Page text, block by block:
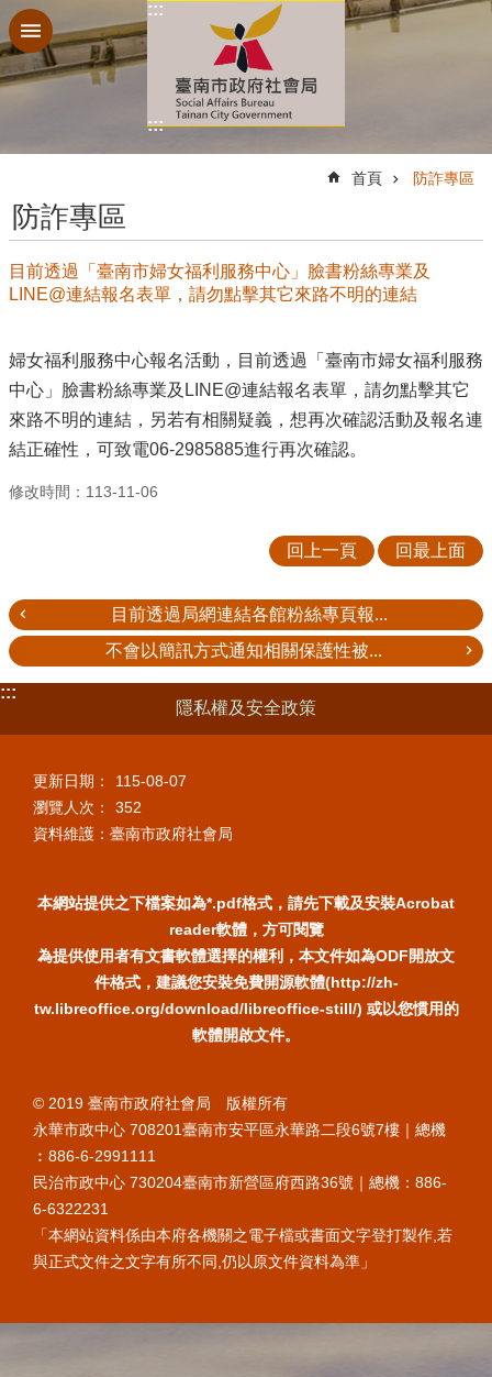
跳到主要內容區塊
:::
:::
首頁 防詐專區
防詐專區
目前透過「臺南市婦女福利服務中心」臉書粉絲專業及
LINE@連結報名表單，請勿點擊其它來路不明的連結
婦女福利服務中心報名活動，目前透過「臺南市婦女福利服務
中心」臉書粉絲專業及LINE@連結報名表單，請勿點擊其它
來路不明的連結，另若有相關疑義，想再次確認活動及報名連
結正確性，可致電06-2985885進行再次確認。
修改時間：113-11-06
回上一頁 回最上面
目前透過局網連結各館粉絲專頁報...
不會以簡訊方式通知相關保護性被...
:::
隱私權及安全政策
更新日期：
115-08-07
瀏覽人次：
352
資料維護：臺南市政府社會局
本網站提供之下檔案如為*.pdf格式，請先下載及安裝Acrobat
reader軟體，方可閱覽
為提供使用者有文書軟體選擇的權利，本文件如為ODF開放文
件格式，建議您安裝免費開源軟體(http://zh-
tw.libreoffice.org/download/libreoffice-still/) 或以您慣用的
軟體開啟文件。
© 2019 臺南市政府社會局 版權所有
永華市政中心 708201臺南市安平區永華路二段6號7樓｜總機
︰886-6-2991111
民治市政中心 730204臺南市新營區府西路36號｜總機：886-
6-6322231
「本網站資料係由本府各機關之電子檔或書面文字登打製作,若
與正式文件之文字有所不同,仍以原文件資料為準」